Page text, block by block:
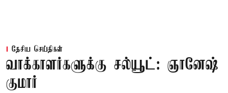
தேசிய செய்திகள்
வாக்காளர்களுக்கு சல்யூட்: ஞானேஷ்
குமார்